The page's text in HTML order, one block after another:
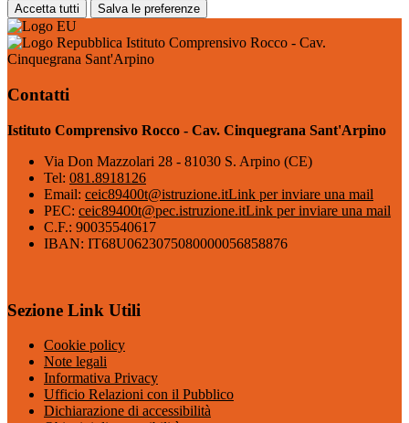
Accetta tutti Salva le preferenze
Istituto Comprensivo Rocco - Cav.
Cinquegrana Sant'Arpino
Contatti
Istituto Comprensivo Rocco - Cav. Cinquegrana Sant'Arpino
Via Don Mazzolari 28 - 81030 S. Arpino (CE)
Tel: 081.8918126
Email: ceic89400t@istruzione.itLink per inviare una mail
PEC: ceic89400t@pec.istruzione.itLink per inviare una mail
C.F.: 90035540617
IBAN: IT68U0623075080000056858876
Sezione Link Utili
Cookie policy
Note legali
Informativa Privacy
Ufficio Relazioni con il Pubblico
Dichiarazione di accessibilità